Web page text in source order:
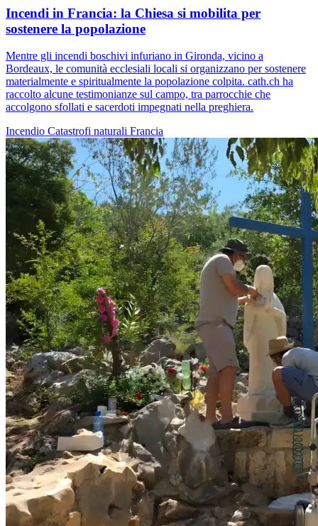
Incendi in Francia: la Chiesa si mobilita per
sostenere la popolazione
Mentre gli incendi boschivi infuriano in Gironda, vicino a
Bordeaux, le comunità ecclesiali locali si organizzano per sostenere
materialmente e spiritualmente la popolazione colpita. cath.ch ha
raccolto alcune testimonianze sul campo, tra parrocchie che
accolgono sfollati e sacerdoti impegnati nella preghiera.
Incendio Catastrofi naturali Francia